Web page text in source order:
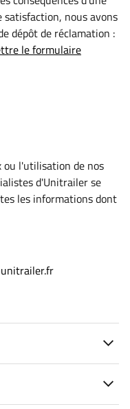
satisfaction, nous avons
dépôt de réclamation :
le formulaire
ou l'utilisation de nos
d'Unitrailer se
les informations dont